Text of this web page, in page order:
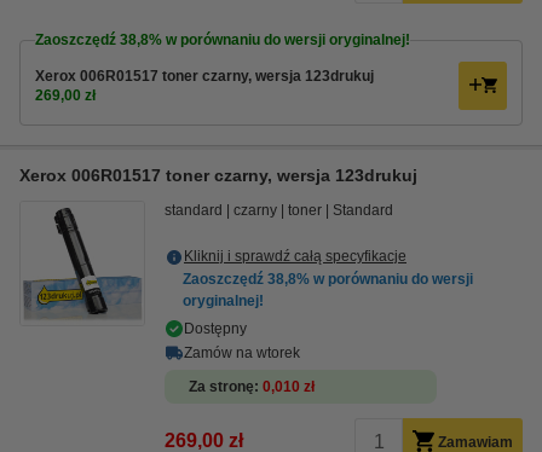
Zaoszczędź 38,8% w porównaniu do wersji oryginalnej!
Xerox 006R01517 toner czarny, wersja 123drukuj
269,00 zł
Xerox 006R01517 toner czarny, wersja 123drukuj
standard czarny toner Standard
Kliknij i sprawdź całą specyfikacje
Zaoszczędź 38,8% w porównaniu do wersji
oryginalnej!
Dostępny
Zamów na wtorek
Za stronę 0,010 zł
269,00 zł Zamawiam